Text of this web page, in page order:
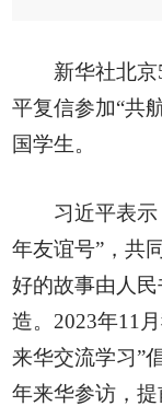
新华社北
平复信参加“共
国学生。
习近平表
年友谊号”，共
好的故事由人
造。2023年11
来华交流学习”
年来华参访，